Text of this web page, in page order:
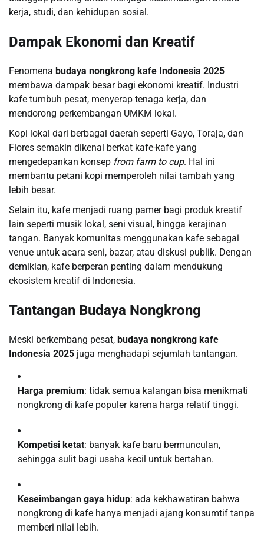
kerja, studi, dan kehidupan sosial.
Dampak Ekonomi dan Kreatif
Fenomena budaya nongkrong kafe Indonesia 2025
membawa dampak besar bagi ekonomi kreatif. Industri
kafe tumbuh pesat, menyerap tenaga kerja, dan
mendorong perkembangan UMKM lokal.
Kopi lokal dari berbagai daerah seperti Gayo, Toraja, dan
Flores semakin dikenal berkat kafe-kafe yang
mengedepankan konsep from farm to cup. Hal ini
membantu petani kopi memperoleh nilai tambah yang
lebih besar.
Selain itu, kafe menjadi ruang pamer bagi produk kreatif
lain seperti musik lokal, seni visual, hingga kerajinan
tangan. Banyak komunitas menggunakan kafe sebagai
venue untuk acara seni, bazar, atau diskusi publik. Dengan
demikian, kafe berperan penting dalam mendukung
ekosistem kreatif di Indonesia.
Tantangan Budaya Nongkrong
Meski berkembang pesat, budaya nongkrong kafe
Indonesia 2025 juga menghadapi sejumlah tantangan.
Harga premium: tidak semua kalangan bisa menikmati
nongkrong di kafe populer karena harga relatif tinggi.
Kompetisi ketat: banyak kafe baru bermunculan,
sehingga sulit bagi usaha kecil untuk bertahan.
Keseimbangan gaya hidup: ada kekhawatiran bahwa
nongkrong di kafe hanya menjadi ajang konsumtif tanpa
memberi nilai lebih.